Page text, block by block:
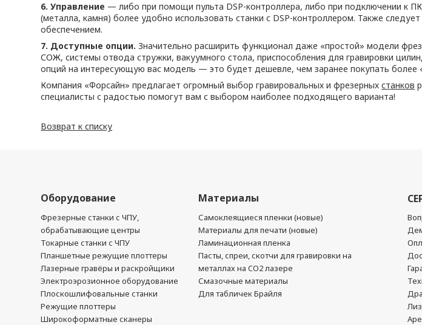
6. Управление — либо при помощи пульта DSP-контроллера, либо при подключении к
(металла, камня) более удобно использовать станки с DSP-контроллером. Также
обеспечением.
7. Доступные опции. Значительно расширить функционал даже «простой» модели
СОЖ, системы отвода стружки, вакуумного стола, приспособления для гравировки
опций на интересующую вас модель — это будет дешевле, чем заранее покупать более
Компания «Форсайн» предлагает огромный выбор гравировальных и фрезерныхстанков
специалисты с радостью помогут вам с выбором наиболее подходящего варианта!
Возврат к списку
Оборудование
Фрезерные станки с ЧПУ,
обрабатывающие центры
Токарные станки с ЧПУ
Планшетные режущие плоттеры
Лазерные гравёры и раскройщики
Электроэрозионное оборудование
Плоскошлифовальные станки
Режущие плоттеры
Широкоформатные сканеры
Материалы
Самоклеящиеся пленки (новые)
Материалы для печати (новые)
Ламинационная пленка
Пасты, спреи, скотчи для гравировки на
металлах на CO2 лазере
Смазочные материалы
Для табличек Брайля